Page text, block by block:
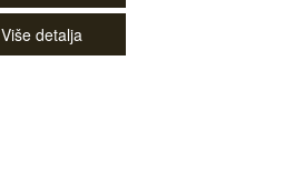
Više detalja